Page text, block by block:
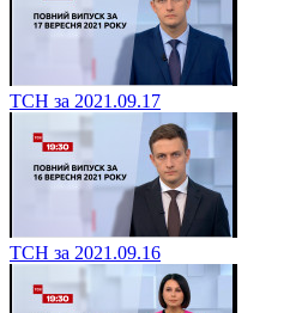
ТСН за 2021.09.17
ТСН за 2021.09.16